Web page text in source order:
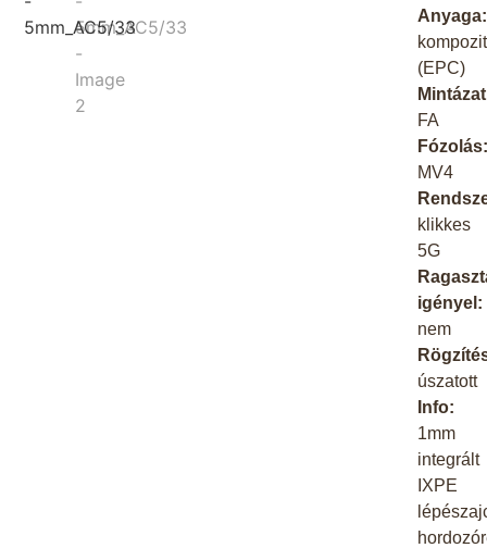
Anyaga:
kompozit
(EPC)
FA
MV4
klikkes
5G
igényel:
nem
úszatott
Info:
1mm
integrált
IXPE